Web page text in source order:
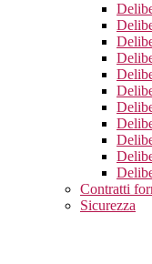
Contratti
Sicurezza